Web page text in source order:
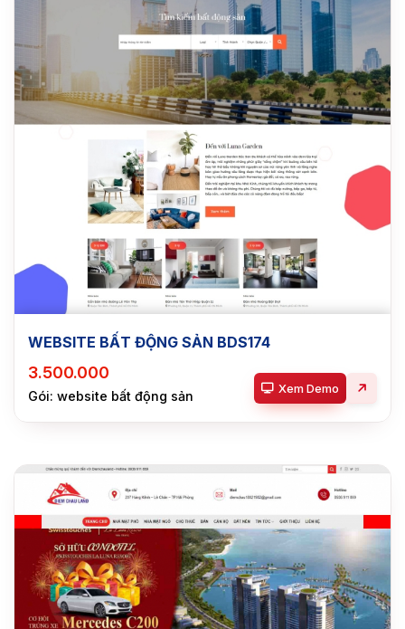
WEBSITE BẤT ĐỘNG SẢN BDS174
3.500.000
Gói: website bất động sản Xem Demo